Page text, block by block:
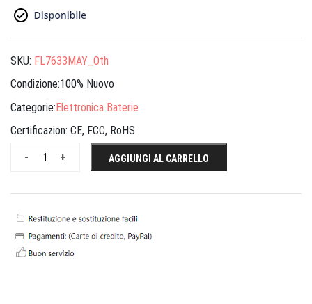
SKU: FL7633MAY_Oth
Condizione:100% Nuovo
Categorie:Elettronica Baterie
Certificazion: CE, FCC, RoHS
+
- AGGIUNGI AL CARRELLO